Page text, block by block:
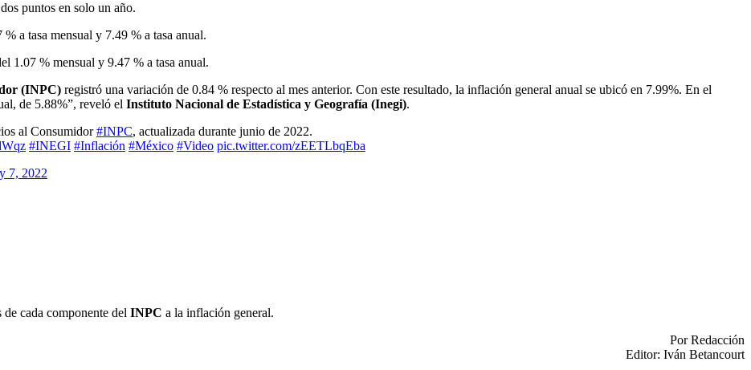
puntos en solo un año.
a tasa mensual y 7.49 % a tasa anual.
1.07 % mensual y 9.47 % a tasa anual.
(INPC) registró una variación de 0.84 % respecto al mes anterior. Con este resultado, la inflación general anual se ubicó en 7.99%. En el
de 5.88%”, reveló el Instituto Nacional de Estadística y Geografía (Inegi).
al Consumidor#INPC, actualizada durante junio de 2022.
#INEGI #Inflación #México #Video pic.twitter.com/zEETLbqEba
7, 2022
cada componente del INPC a la inflación general.
Por Redacción
Editor: Iván Betancourt